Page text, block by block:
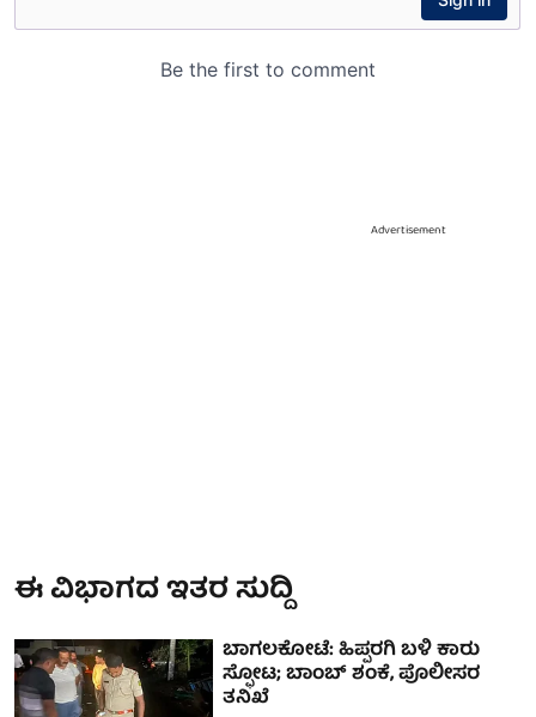
Advertisement
ಈ ವಿಭಾಗದ ಇತರ ಸುದ್ದಿ
ಬಾಗಲಕೋಟೆ: ಹಿಪ್ಪರಗಿ ಬಳಿ ಕಾರು
ಸ್ಫೋಟ; ಬಾಂಬ್ ಶಂಕೆ, ಪೊಲೀಸರ
ತನಿಖೆ